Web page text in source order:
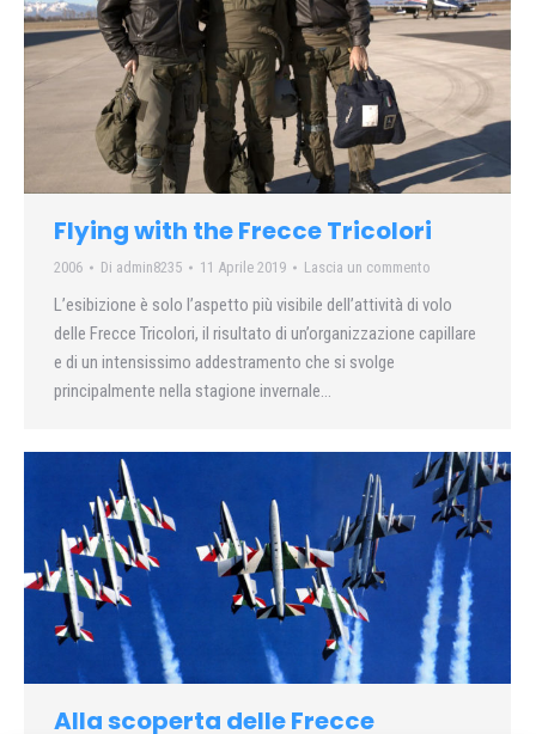
Flying with the Frecce Tricolori
2006 Di admin8235 11 Aprile 2019 Lascia un commento
L’esibizione è solo l’aspetto più visibile dell’attività di volo
delle Frecce Tricolori, il risultato di un’organizzazione capillare
e di un intensissimo addestramento che si svolge
principalmente nella stagione invernale…
Alla scoperta delle Frecce